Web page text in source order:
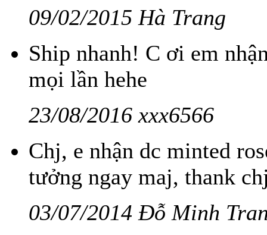
09/02/2015 Hà Trang
Ship nhanh! C ơi em
mọi lần hehe
23/08/2016 xxx6566
Chj, e nhận dc minted
tưởng ngay maj, thank
03/07/2014 Đỗ Minh